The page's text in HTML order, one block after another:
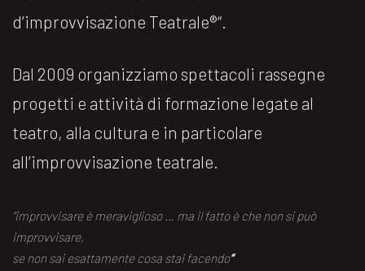
d’improvvisazione Teatrale®️“.
Dal 2009 organizziamo spettacoli rassegne
progetti e attività di formazione legate al
teatro, alla cultura e in particolare
all’improvvisazione teatrale.
“improvvisare è meraviglioso … ma il fatto è che non si può
improvvisare,
se non sai esattamente cosa stai facendo“